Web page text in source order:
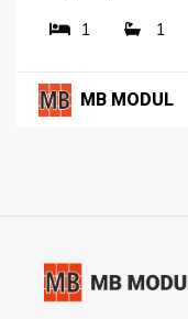
1
1
MB MODUL